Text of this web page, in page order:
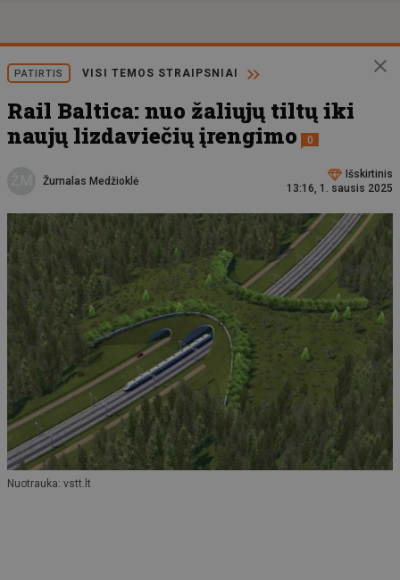
PATIRTIS VISI TEMOS STRAIPSNIAI
Rail Baltica: nuo žaliųjų tiltų iki
naujų lizdaviečių įrengimo
0
Žurnalas Medžioklė
Išskirtinis
13:16, 1. sausis 2025
Nuotrauka: vstt.lt